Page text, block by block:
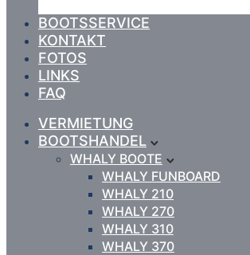
BOOTSSERVICE
KONTAKT
FOTOS
LINKS
FAQ
VERMIETUNG
BOOTSHANDEL
WHALY BOOTE
WHALY FUNBOARD
WHALY 210
WHALY 270
WHALY 310
WHALY 370